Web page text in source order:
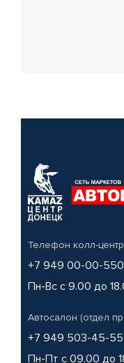
Телефон колл-
+7 949 00-00-550
Пн-Вс с 9.00 до
Автосалон (отдел
+7 949 503-45-55
Пн-Пт с 09.00 до